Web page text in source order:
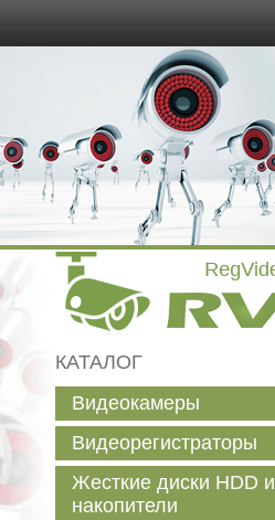
КАТАЛОГ
Видеокамеры
Видеорегистраторы
Жесткие диски HDD и
накопители